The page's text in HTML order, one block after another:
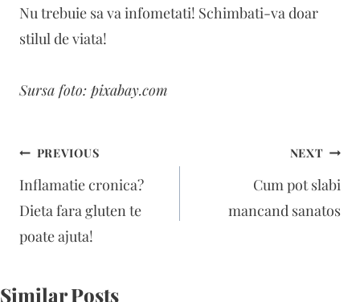
Nu trebuie sa va infometati! Schimbati-va doar
stilul de viata!
Sursa foto: pixabay.com
Navigare
în
articole
PREVIOUS
Inflamatie cronica?
Dieta fara gluten te
poate ajuta!
NEXT
Cum pot slabi
mancand sanatos
Similar Posts